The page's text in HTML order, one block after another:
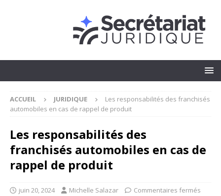
ACCUEIL JURIDIQUE
Les responsabilités des franchisés
automobiles en cas de rappel de produit
Les responsabilités des
franchisés automobiles en cas de
rappel de produit
juin 20, 2024 Michelle Salazar Commentaires fermés